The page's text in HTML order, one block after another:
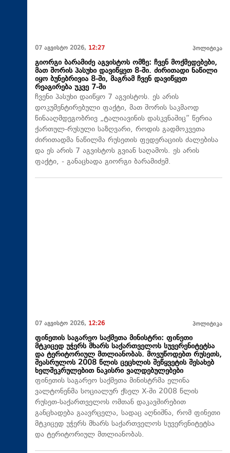
07 აგვისტო 2026, 12:27 პოლიტიკა
გიორგი ბარამიძე აგვისტოს ომზე: ჩვენ მოქმედებები,
მათ შორის პასუხი დავიწყეთ 8-ში. ძირითადი ნაწილი
იყო ბუნებრივია 8-ში, მაგრამ ჩვენ დავიწყეთ
რეაგირება უკვე 7-ში
ჩვენი პასუხი დაიწყო 7 აგვისტოს. ეს არის
დოკუმენტირებული ფაქტი, მათ შორის საკმაოდ
წინააღმდეგობრივ „ტალიავინის დასკვნაშიც“ წერია
ქართულ-რუსული საზღვარი, როდის გადმოკვეთა
ძირითადმა ნაწილმა რუსეთის ფედერაციის ძალებისა
და ეს არის 7 აგვისტოს გვიან საღამოს. ეს არის
ფაქტი, - განაცხადა გიორგი ბარამიძემ.
07 აგვისტო 2026, 12:26 პოლიტიკა
ფინეთის საგარეო საქმეთა მინისტრი: ფინეთი
მტკიცედ უჭერს მხარს საქართველოს სუვერენიტეტსა
და ტერიტორიულ მთლიანობას. მოვუწოდებთ რუსეთს,
შეასრულოს 2008 წლის ცეცხლის შეწყვეტის შესახებ
ხელშეკრულებით ნაკისრი ვალდებულებები
ფინეთის საგარეო საქმეთა მინისტრმა ელინა
ვალტონენმა სოციალურ ქსელ X-ში 2008 წლის
რუსეთ-საქართველოს ომთან დაკავშირებით
განცხადება გაავრცელა, სადაც აღნიშნა, რომ ფინეთი
მტკიცედ უჭერს მხარს საქართველოს სუვერენიტეტსა
და ტერიტორიულ მთლიანობას.